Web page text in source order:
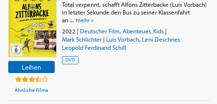
Leihen
Ähnliche Filme
Total verpennt, schafft Alfons Zitterbacke (Luis Vorbach)
in letzter Sekunde den Bus zu seiner Klassenfahrt
an ... mehr »
2022 | Deutscher Film, Abenteuer, Kids|
Mark Schlichter| Luis Vorbach, Leni Deschner,
Leopold Ferdinand Schill
DVD